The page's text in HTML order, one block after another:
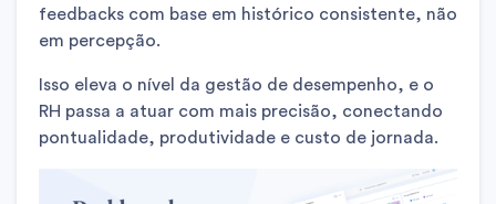
feedbacks com base em histórico consistente, não
em percepção.
Isso eleva o nível da gestão de desempenho, e o
RH passa a atuar com mais precisão, conectando
pontualidade, produtividade e custo de jornada.